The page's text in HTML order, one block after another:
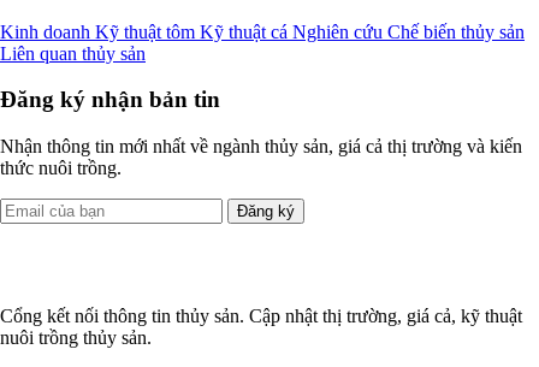
Kinh doanh Kỹ thuật tôm Kỹ thuật cá Nghiên cứu Chế biến thủy sản
Liên quan thủy sản
Đăng ký nhận bản tin
Nhận thông tin mới nhất về ngành thủy sản, giá cả thị trường và kiến
thức nuôi trồng.
Đăng ký
Cổng kết nối thông tin thủy sản. Cập nhật thị trường, giá cả, kỹ thuật
nuôi trồng thủy sản.